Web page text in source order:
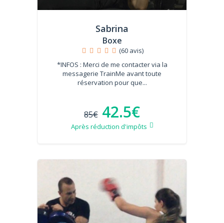
Sabrina
Boxe
(60 avis)
*INFOS : Merci de me contacter via la
messagerie TrainMe avant toute
réservation pour que...
85€ 42.5€
Après réduction d'impôts